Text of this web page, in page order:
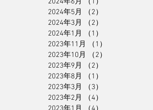
2024年5月
（2）
2024年3月
（2）
2024年1月
（1）
2023年11月
（1）
2023年10月
（2）
2023年9月
（2）
2023年8月
（1）
2023年3月
（3）
2023年2月
（4）